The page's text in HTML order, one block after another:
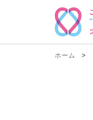
ホーム >